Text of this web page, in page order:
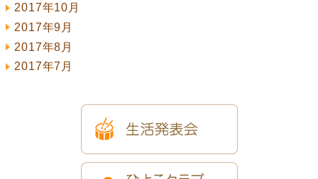
2017年10月
2017年9月
2017年8月
2017年7月